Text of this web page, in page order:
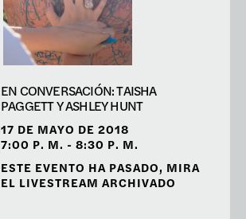
EN CONVERSACIÓN: TAISHA
PAGGETT Y ASHLEY HUNT
17 DE MAYO DE 2018
7:00 P. M. - 8:30 P. M.
ESTE EVENTO HA PASADO, MIRA
EL LIVESTREAM ARCHIVADO